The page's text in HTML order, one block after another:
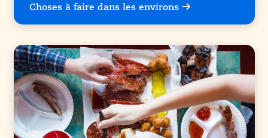
Choses à faire dans les environs